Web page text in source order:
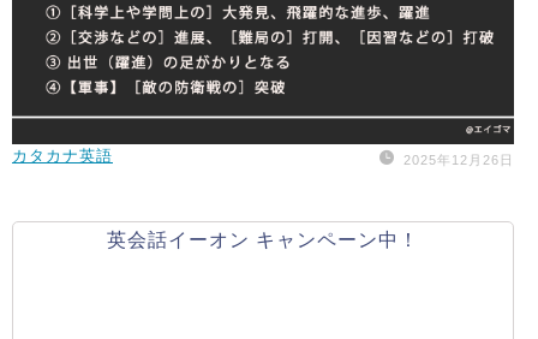
2025年12月26日
カタカナ英語
英会話イーオン キャンペーン中！